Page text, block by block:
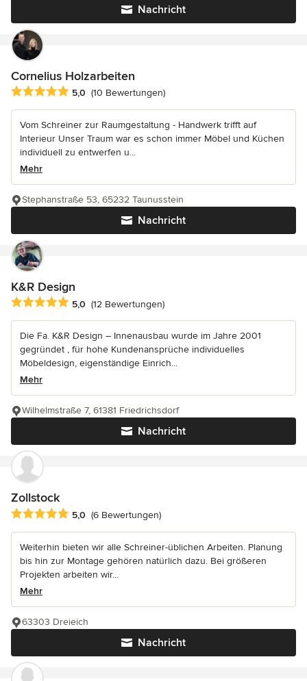
Nachricht
Cornelius Holzarbeiten
Durchschnittliche Bewertung: 5 von 5 Sternen
5,0 (10 Bewertungen)
Vom Schreiner zur Raumgestaltung - Handwerk trifft auf
Interieur Unser Traum war es schon immer Möbel und Küchen
individuell zu entwerfen u...
Mehr
Nachricht
Stephanstraße 53, 65232 Taunusstein
K&R Design
Durchschnittliche Bewertung: 5 von 5 Sternen
5,0 (12 Bewertungen)
Die Fa. K&R Design – Innenausbau wurde im Jahre 2001
gegründet , für hohe Kundenansprüche individuelles
Möbeldesign, eigenständige Einrich...
Mehr
Nachricht
Wilhelmstraße 7, 61381 Friedrichsdorf
Zollstock
Durchschnittliche Bewertung: 5 von 5 Sternen
5,0 (6 Bewertungen)
Weiterhin bieten wir alle Schreiner-üblichen Arbeiten. Planung
bis hin zur Montage gehören natürlich dazu. Bei größeren
Projekten arbeiten wir...
Mehr
Nachricht
63303 Dreieich